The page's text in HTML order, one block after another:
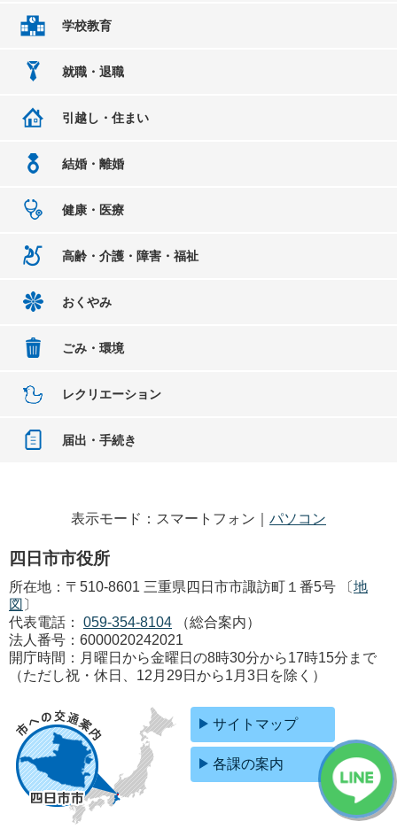
学校教育
就職・退職
引越し・住まい
結婚・離婚
健康・医療
高齢・介護・障害・福祉
おくやみ
ごみ・環境
レクリエーション
届出・手続き
表示モード：スマートフォン｜ パソコン
四日市市役所
所在地：〒510-8601 三重県四日市市諏訪町１番5号 〔地
図 〕
代表電話：
059-354-8104
（総合案内）
法人番号：6000020242021
開庁時間：月曜日から金曜日の8時30分から17時15分まで
（ただし祝・休日、12月29日から1月3日を除く）
サイトマップ
各課の案内